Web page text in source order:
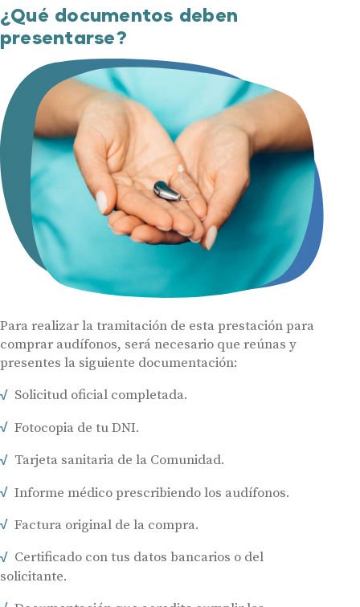
¿Qué documentos deben
presentarse?
Para realizar la tramitación de esta prestación para
comprar audífonos, será necesario que reúnas y
presentes la siguiente documentación:
Solicitud oficial completada.
Fotocopia de tu DNI.
Tarjeta sanitaria de la Comunidad.
Informe médico prescribiendo los audífonos.
Factura original de la compra.
Certificado con tus datos bancarios o del
solicitante.
Audífonos
Gafas auditivas
Centros Auditivos
Servicios
Ayudas y subvenciones
Contacto
Hasta un 60% de descuento en tus
audífonos
Nombre
Teléfono
Acepto recibir comunicaciones comerciales por parte de Miaudífono
Acepto la cesión de estos datos a empresas colaboradoras de
Miaudífono para poder ofrecer los servicios solicitados, según se
Al hacer click en «Contáctanos» declaras haber leído y aceptado nuestra
Política de Privacidad